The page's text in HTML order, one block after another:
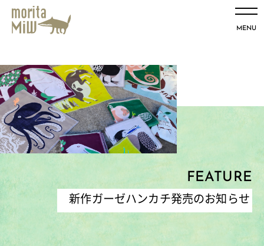
MENU
FEATURE
新作ガーゼハンカチ発売のお知らせ